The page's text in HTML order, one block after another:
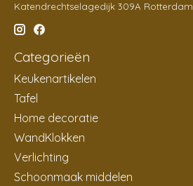
Katendrechtselagedijk 309A Rotterdam
Categorieën
Keukenartikelen
Tafel
Home decoratie
WandKlokken
Verlichting
Schoonmaak middelen